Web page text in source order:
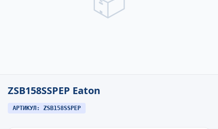
ZSB158SSPEP Eaton
АРТИКУЛ: ZSB158SSPEP